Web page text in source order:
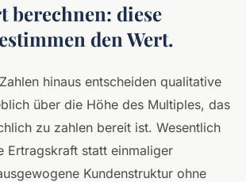
berechnen: diese
den Wert.
hinaus entscheiden qualitative
über die Höhe des Multiples, das
zu zahlen bereit ist. Wesentlich
Ertragskraft statt einmaliger
Kundenstruktur ohne